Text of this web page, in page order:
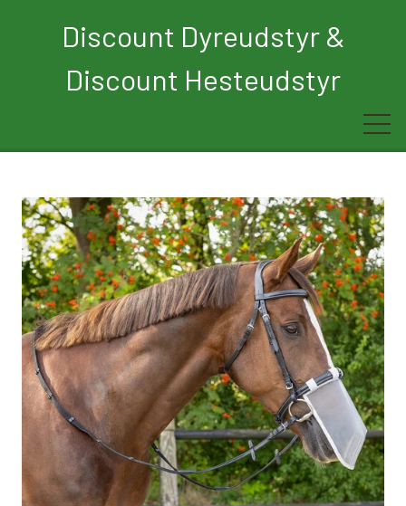
Discount Dyreudstyr &
Discount Hesteudstyr
Forside
Rytter
Hest
Børn
Hund
Kat
Nyhed